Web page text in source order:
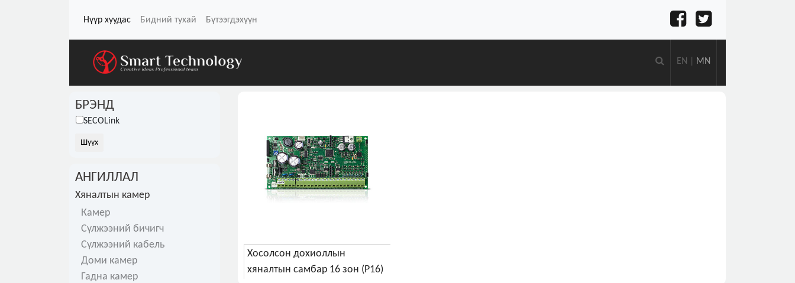
Нүүр хуудас Бидний тухай Бүтээгдэхүүн
EN MN
БРЭНД
SECOLink
АНГИЛЛАЛ
Хяналтын камер
Камер
Сүлжээний бичигч
Сүлжээний кабель
Доми камер
Гадна камер
Хосолсон дохиоллын
хяналтын самбар 16 зон (P16)